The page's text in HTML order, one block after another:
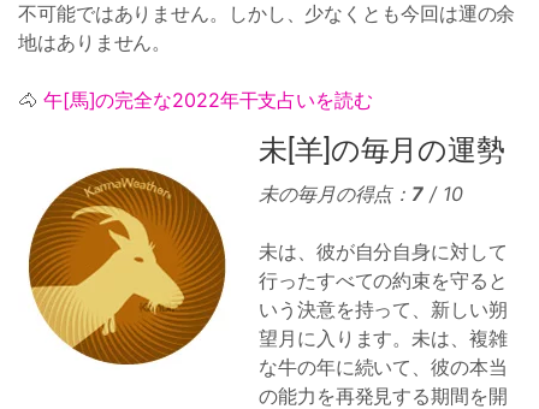
不可能ではありません。しかし、少なくとも今回は運の余
地はありません。
🐴 午[馬]の完全な2022年干支占いを読む
未[羊]の毎月の運勢
未の毎月の得点： 7 / 10
未は、彼が自分自身に対して
行ったすべての約束を守ると
いう決意を持って、新しい朔
望月に入ります。未は、複雑
な牛の年に続いて、彼の本当
の能力を再発見する期間を開